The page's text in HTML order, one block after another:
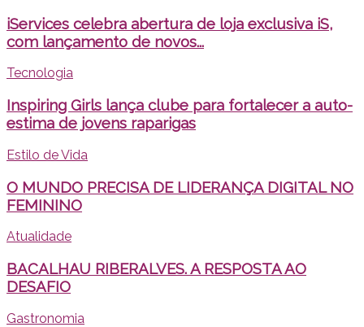
iServices celebra abertura de loja exclusiva iS,
com lançamento de novos...
Tecnologia
Inspiring Girls lança clube para fortalecer a auto-
estima de jovens raparigas
Estilo de Vida
O MUNDO PRECISA DE LIDERANÇA DIGITAL NO
FEMININO
Atualidade
BACALHAU RIBERALVES. A RESPOSTA AO
DESAFIO
Gastronomia